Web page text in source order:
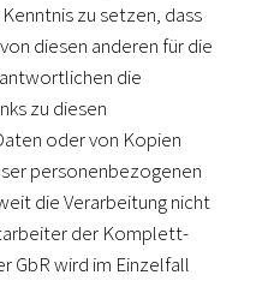
zu setzen, dass
diesen anderen für die
die
zu diesen
oder von Kopien
personenbezogenen
die Verarbeitung nicht
der Komplett-
GbR wird im Einzelfall